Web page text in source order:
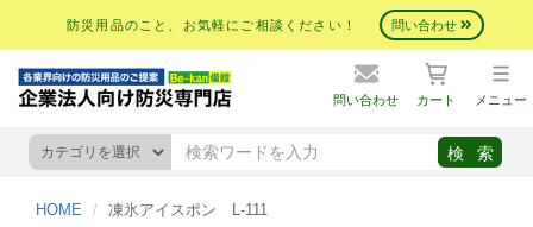
防災用品のこと、お気軽にご相談ください！ 問い合わせ
問い合わせ カート メニュー
HOME 凍氷アイスポン L-111